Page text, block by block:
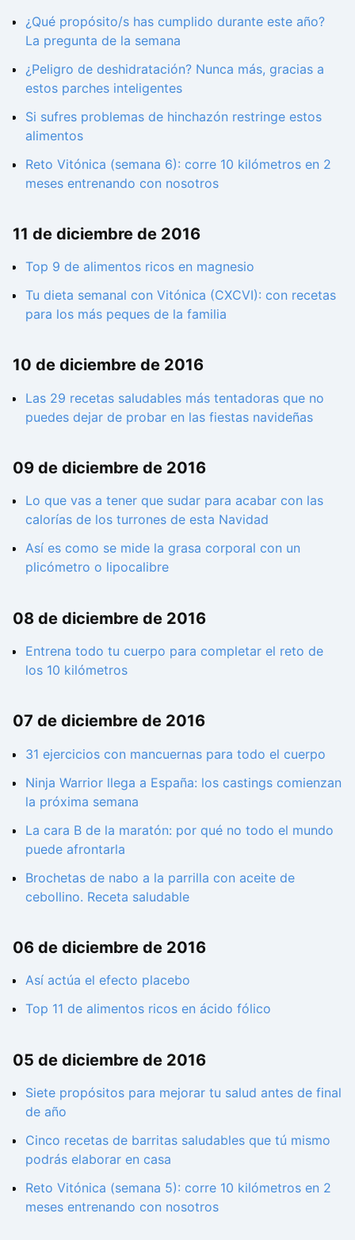
¿Qué propósito/s has cumplido durante este año?
La pregunta de la semana
¿Peligro de deshidratación? Nunca más, gracias a
estos parches inteligentes
Si sufres problemas de hinchazón restringe estos
alimentos
Reto Vitónica (semana 6): corre 10 kilómetros en 2
meses entrenando con nosotros
11 de diciembre de 2016
Top 9 de alimentos ricos en magnesio
Tu dieta semanal con Vitónica (CXCVI): con recetas
para los más peques de la familia
10 de diciembre de 2016
Las 29 recetas saludables más tentadoras que no
puedes dejar de probar en las fiestas navideñas
09 de diciembre de 2016
Lo que vas a tener que sudar para acabar con las
calorías de los turrones de esta Navidad
Así es como se mide la grasa corporal con un
plicómetro o lipocalibre
08 de diciembre de 2016
Entrena todo tu cuerpo para completar el reto de
los 10 kilómetros
07 de diciembre de 2016
31 ejercicios con mancuernas para todo el cuerpo
Ninja Warrior llega a España: los castings comienzan
la próxima semana
La cara B de la maratón: por qué no todo el mundo
puede afrontarla
Brochetas de nabo a la parrilla con aceite de
cebollino. Receta saludable
06 de diciembre de 2016
Así actúa el efecto placebo
Top 11 de alimentos ricos en ácido fólico
05 de diciembre de 2016
Siete propósitos para mejorar tu salud antes de final
de año
Cinco recetas de barritas saludables que tú mismo
podrás elaborar en casa
Reto Vitónica (semana 5): corre 10 kilómetros en 2
meses entrenando con nosotros